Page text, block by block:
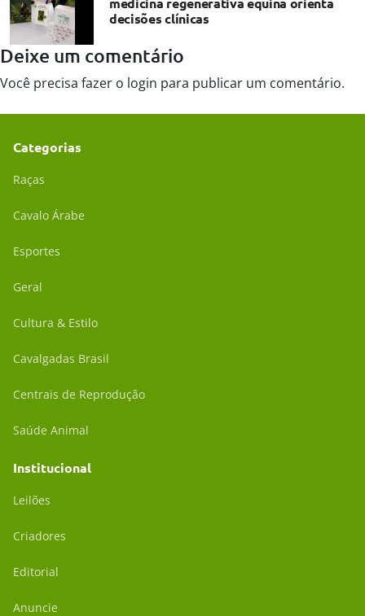
decisões clínicas
Deixe um comentário
Você precisa fazer o login para publicar um comentário.
Categorias
Raças
Cavalo Árabe
Esportes
Geral
Cultura & Estilo
Cavalgadas Brasil
Centrais de Reprodução
Saúde Animal
Institucional
Leilões
Criadores
Editorial
Anuncie